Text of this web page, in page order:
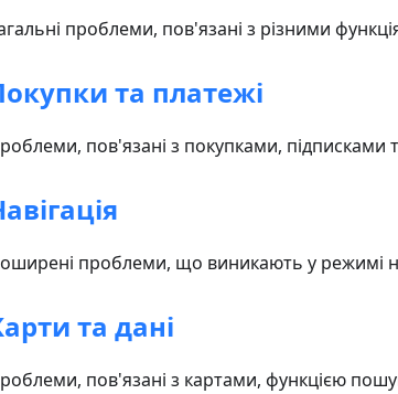
проблеми, пов'язані з різними
та платежі
пов'язані з покупками, підписками
проблеми, що виникають у режимі
та дані
пов'язані з картами, функцією